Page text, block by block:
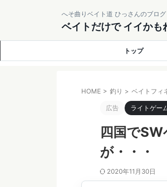
へそ曲りベイト道 ひっさんのブログ
ベイトだけで イイかも
トップ
HOME > 釣り > ベイトフィ
広告 ライトゲー
四国で
が・・・
2020年11月30日